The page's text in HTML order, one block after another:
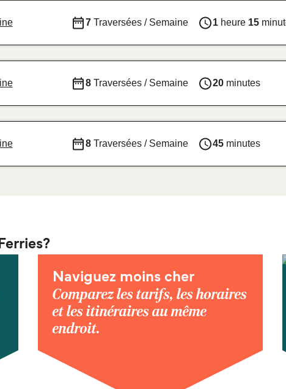
7Traversées / Semaine 1heure 15
8Traversées / Semaine 20minutes
8Traversées / Semaine 45minutes
Naviguez moins cher
Comparez les tarifs, les horaires
et les itinéraires au même
endroit.